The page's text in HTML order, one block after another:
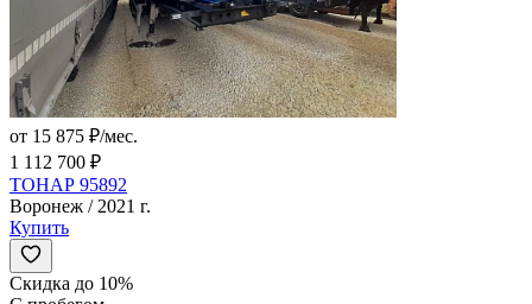
от 15 875 ₽/мес.
1 112 700 ₽
ТОНАР 95892
Воронеж / 2021 г.
Купить
Скидка до 10%